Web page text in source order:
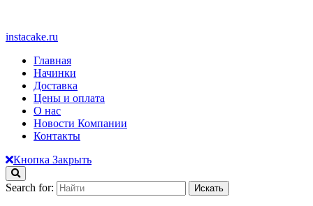
instacake.ru
Главная
Начинки
Доставка
Цены и оплата
О нас
Новости Компании
Контакты
Кнопка Закрыть
Search for: